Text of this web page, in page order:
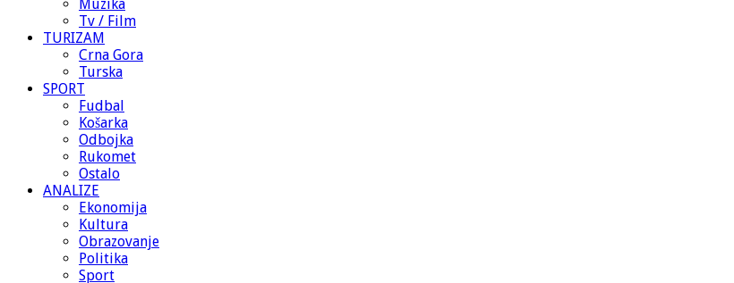
Muzika
Tv / Film
TURIZAM
Crna Gora
Turska
SPORT
Fudbal
Košarka
Odbojka
Rukomet
Ostalo
ANALIZE
Ekonomija
Kultura
Obrazovanje
Politika
Sport